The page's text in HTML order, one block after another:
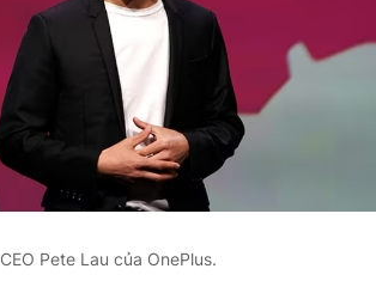
CEO Pete Lau của OnePlus.